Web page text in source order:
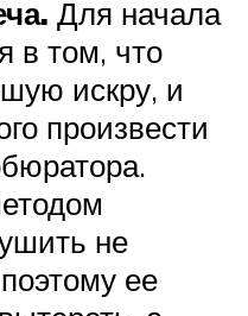
Для начала
в том, что
искру, и
произвести
не
ее